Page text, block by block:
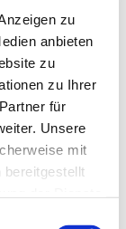
zu
anbieten
zu
zu Ihrer
für
Unsere
mit
bereitgestellt